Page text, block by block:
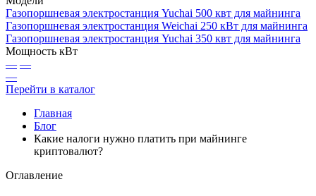
Газопоршневая электростанция Yuchai 500 квт для майнинга
Газопоршневая электростанция Weichai 250 кВт для майнинга
Газопоршневая электростанция Yuchai 350 квт для майнинга
Мощность кВт
— —
—
Перейти в каталог
Главная
Блог
Какие налоги нужно платить при майнинге
криптовалют?
Оглавление